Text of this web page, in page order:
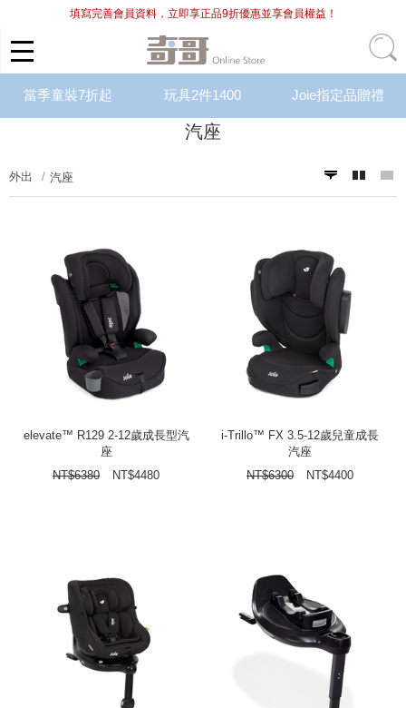
填寫完善會員資料，立即享正品9折優惠並享會員權益！
當季童裝7折起 玩具2件1400 Joie指定品贈禮
汽座
外出 汽座
elevate™ R129 2-12歲成長型汽
座
NT$6380 NT$4480
i-Trillo™ FX 3.5-12歲兒童成長
汽座
NT$6300 NT$4400